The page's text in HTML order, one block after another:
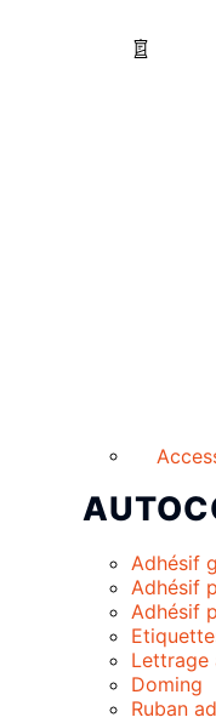
Adhésif
Adhésif
Adhésif
Lettrage
Doming
Ruban